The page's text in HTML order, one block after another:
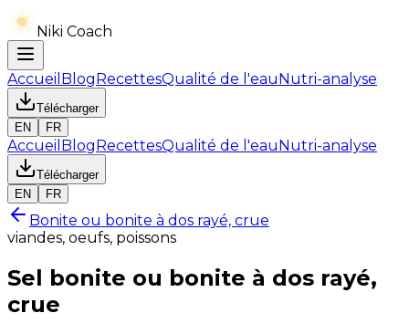
Niki Coach
Accueil BlogRecettesQualité de l'eauNutri-analyse
Télécharger
EN
FR
Accueil BlogRecettesQualité de l'eauNutri-analyse
Télécharger
EN
FR
Bonite ou bonite à dos rayé, crue
viandes, oeufs, poissons
Sel bonite ou bonite à dos rayé,
crue